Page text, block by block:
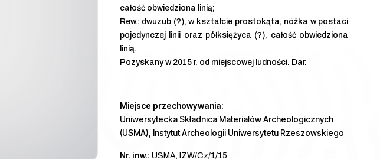
całość obwiedziona linią;
Rew.: dwuzub (?), w kształcie prostokąta, nóżka w postaci
pojedynczej linii oraz półksiężyca (?), całość obwiedziona
linią.
Pozyskany w 2015 r. od miejscowej ludności. Dar.
Miejsce przechowywania:
Uniwersytecka Składnica Materiałów Archeologicznych
(USMA), Instytut Archeologii Uniwersytetu Rzeszowskiego
Nr. inw.: USMA, IZW/Cz/1/15